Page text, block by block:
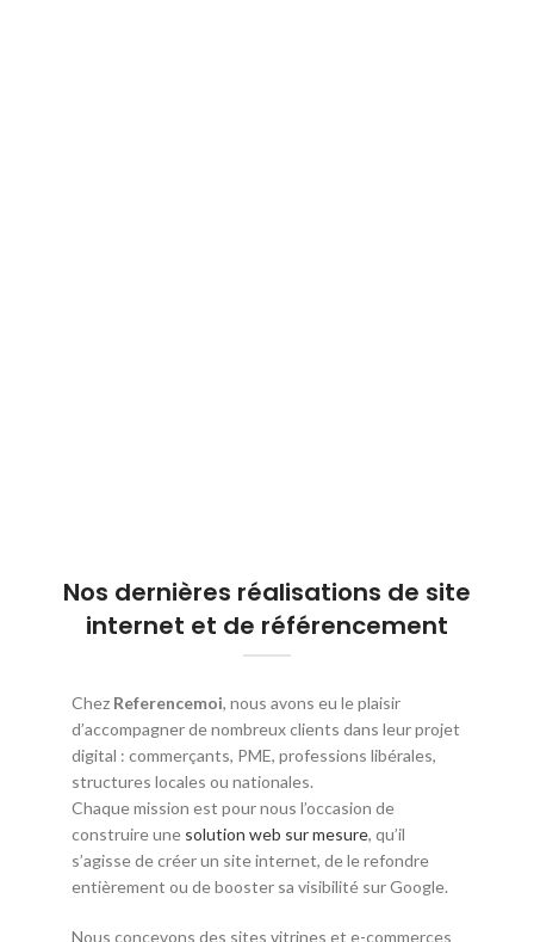
Nos dernières réalisations de site
internet et de référencement
Chez Referencemoi, nous avons eu le plaisir
d’accompagner de nombreux clients dans leur projet
digital : commerçants, PME, professions libérales,
structures locales ou nationales.
Chaque mission est pour nous l’occasion de
construire une solution web sur mesure, qu’il
s’agisse de créer un site internet, de le refondre
entièrement ou de booster sa visibilité sur Google.
Nous concevons des sites vitrines et e-commerces